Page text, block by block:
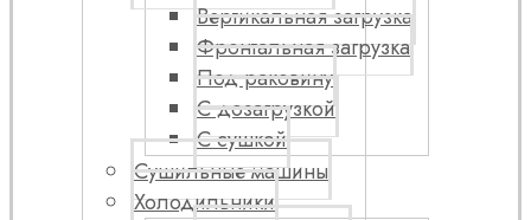
Вертикальная загрузка
Фронтальная загрузка
Под раковину
С дозагрузкой
С сушкой
Сушильные машины
Холодильники